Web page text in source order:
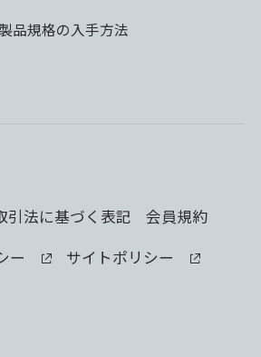
品規格の入手方法
引法に基づく表記
会員規約
ー
サイトポリシー